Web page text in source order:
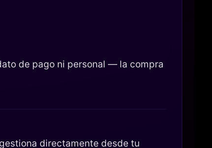
de pago ni personal — la compra
directamente desde tu